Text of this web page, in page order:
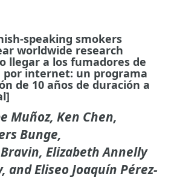
speaking smokers
worldwide research
llegar a los fumadores de
por internet: un programa
de 10 años de duración a
Muñoz, Ken Chen,
Bunge,
Elizabeth Annelly
and Eliseo Joaquín Pérez-